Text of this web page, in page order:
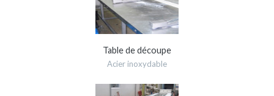
Table de découpe
Acier inoxydable